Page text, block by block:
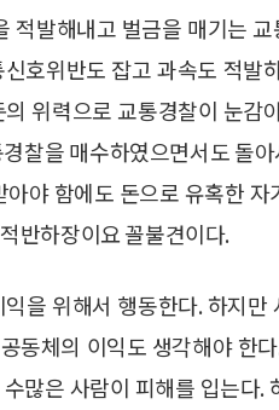
발해내고 벌금을 매기는
호위반도 잡고 과속도 적발
위력으로 교통경찰이 눈감
찰을 매수하였으면서도 돌
야 함에도 돈으로 유혹한
반하장이요 꼴불견이다.
을 위해서 행동한다. 하지
동체의 이익도 생각해야 한
많은 사람이 피해를 입는다.